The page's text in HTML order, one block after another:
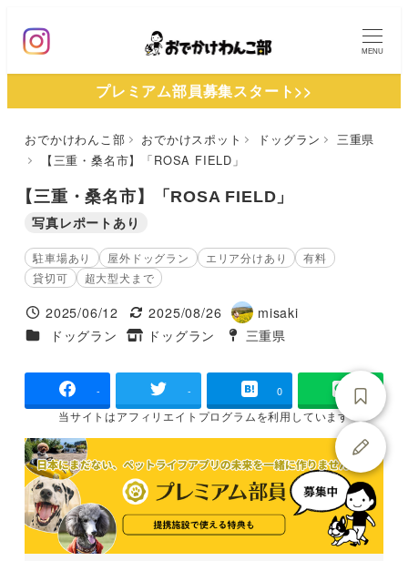
ン
MENU
プレミアム部員募集スタート>>
おでかけわんこ部 おでかけスポット ドッグラン
三重県
【三重・桑名市】「ROSA FIELD」
【三重・桑名市】「ROSA FIELD」
写真レポートあり
駐車場あり 屋外ドッグラン エリア分けあり
有料
貸切可
超大型犬まで
投稿日
2025/06/12
更新日
2025/08/26
著
者
misaki
施設ジャンル
ドッグラン
タグ
ドッグラン
タグ
三重県
- - 0
当サイトはアフィリエイトプログラムを利用しています